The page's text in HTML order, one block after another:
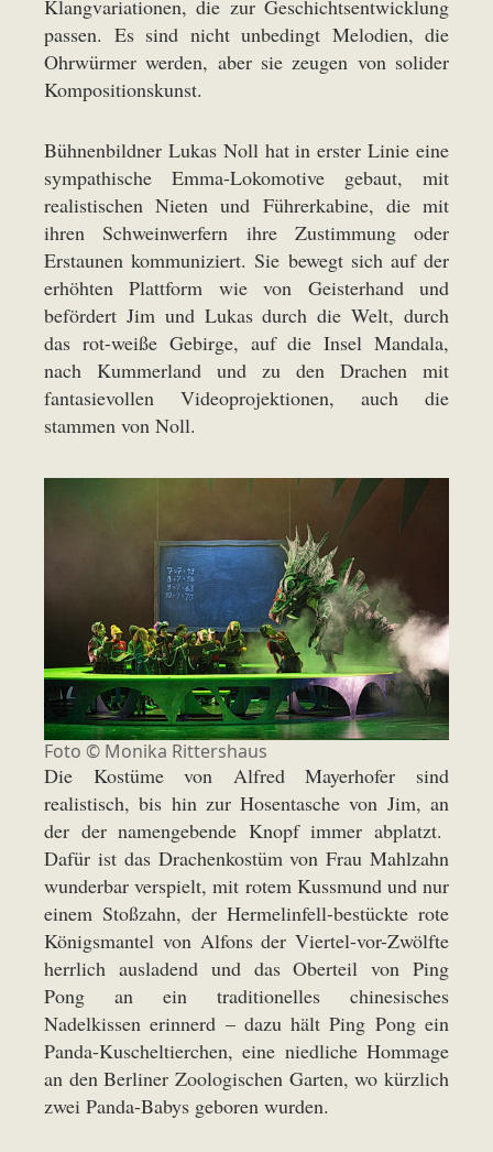
Klangvariationen, die zur Geschichtsentwicklung
passen. Es sind nicht unbedingt Melodien, die
Ohrwürmer werden, aber sie zeugen von solider
Kompositionskunst.
Bühnenbildner Lukas Noll hat in erster Linie eine
sympathische Emma-Lokomotive gebaut, mit
realistischen Nieten und Führerkabine, die mit
ihren Schweinwerfern ihre Zustimmung oder
Erstaunen kommuniziert. Sie bewegt sich auf der
erhöhten Plattform wie von Geisterhand und
befördert Jim und Lukas durch die Welt, durch
das rot-weiße Gebirge, auf die Insel Mandala,
nach Kummerland und zu den Drachen mit
fantasievollen Videoprojektionen, auch die
stammen von Noll.
Foto © Monika Rittershaus
Die Kostüme von Alfred Mayerhofer sind
realistisch, bis hin zur Hosentasche von Jim, an
der der namengebende Knopf immer abplatzt.
Dafür ist das Drachenkostüm von Frau Mahlzahn
wunderbar verspielt, mit rotem Kussmund und nur
einem Stoßzahn, der Hermelinfell-bestückte rote
Königsmantel von Alfons der Viertel-vor-Zwölfte
herrlich ausladend und das Oberteil von Ping
Pong an ein traditionelles chinesisches
Nadelkissen erinnerd – dazu hält Ping Pong ein
Panda-Kuscheltierchen, eine niedliche Hommage
an den Berliner Zoologischen Garten, wo kürzlich
zwei Panda-Babys geboren wurden.